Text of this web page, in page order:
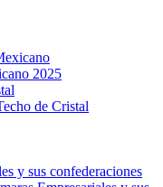
2025
de Cristal
y sus confederaciones